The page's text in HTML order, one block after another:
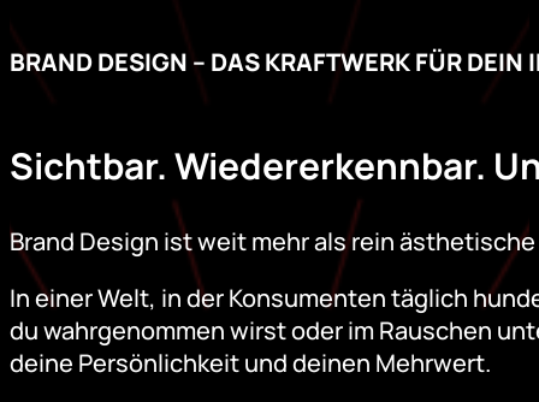
BRAND DESIGN – DAS KRAFTWERK FÜR DEIN
Sichtbar. Wiedererkennbar.
Brand Design ist weit mehr als rein
In einer Welt, in der Konsumenten täglich
du wahrgenommen wirst oder im Rauschen
deine Persönlichkeit und deinen Mehrwert.